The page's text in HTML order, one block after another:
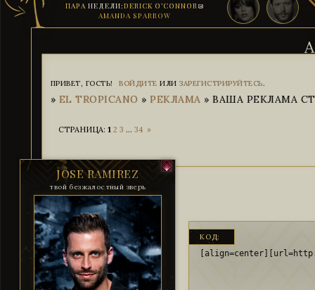
ПАРА НЕДЕЛИ:DERICK O’CONNOR&
AMANDA SPARROW
ПРИВЕТ, ГОСТЬ! ВОЙДИТЕ ИЛИЗАРЕГИСТРИРУЙТЕСЬ.
» EL TROPICANO »РЕКЛАМА »ВАША РЕКЛАМА
СТРАНИЦА: 1 2 3 … 34 »
JOSE RAMIREZ
твой безжалостный зверь
КОД: